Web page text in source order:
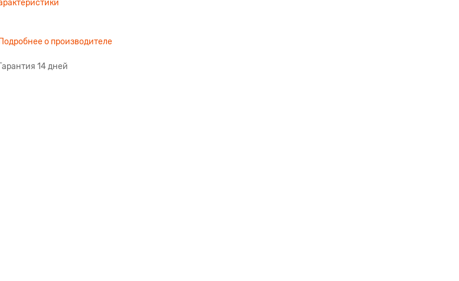
Подробнее о производителе
14 дней